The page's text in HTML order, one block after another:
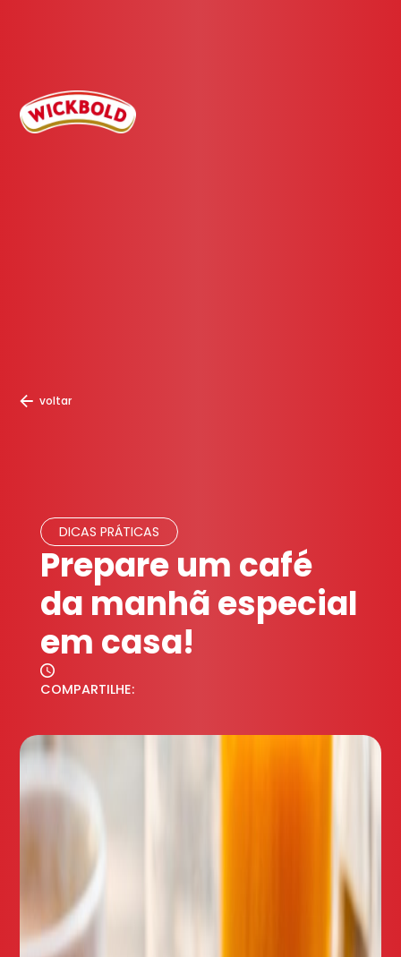
voltar
DICAS PRÁTICAS
Prepare um café
da manhã especial
em casa!
COMPARTILHE: